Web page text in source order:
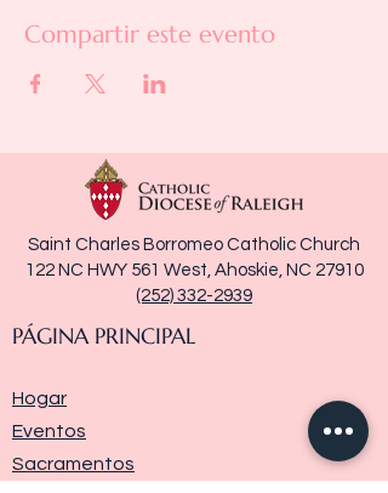
Compartir este evento
Saint Charles Borromeo Catholic Church
122 NC HWY 561 West, Ahoskie, NC 27910
(252) 332-2939
PÁGINA PRINCIPAL
Hogar
Eventos
Sacramentos